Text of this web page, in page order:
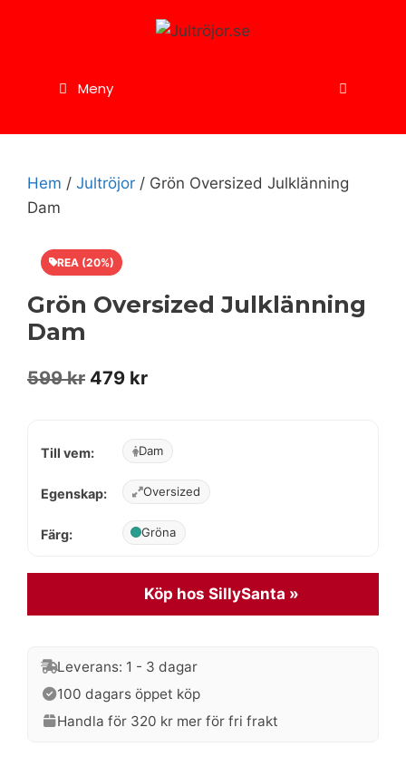
Meny
Hem / Jultröjor / Grön Oversized Julklänning
Dam
REA (20%)
Grön Oversized Julklänning
Dam
599kr Det
priset
var:
599 kr.
479 krDet
priset
är:
479 kr.
Till vem: Dam
Egenskap: Oversized
Färg: Gröna
Köp hos SillySanta »
Leverans: 1 - 3 dagar
100 dagars öppet köp
Handla för 320 kr mer för fri frakt